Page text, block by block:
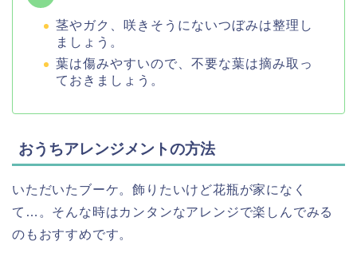
茎やガク、咲きそうにないつぼみは整理し
ましょう。
葉は傷みやすいので、不要な葉は摘み取っ
ておきましょう。
おうちアレンジメントの方法
いただいたブーケ。飾りたいけど花瓶が家になく
て…。そんな時はカンタンなアレンジで楽しんでみる
のもおすすめです。